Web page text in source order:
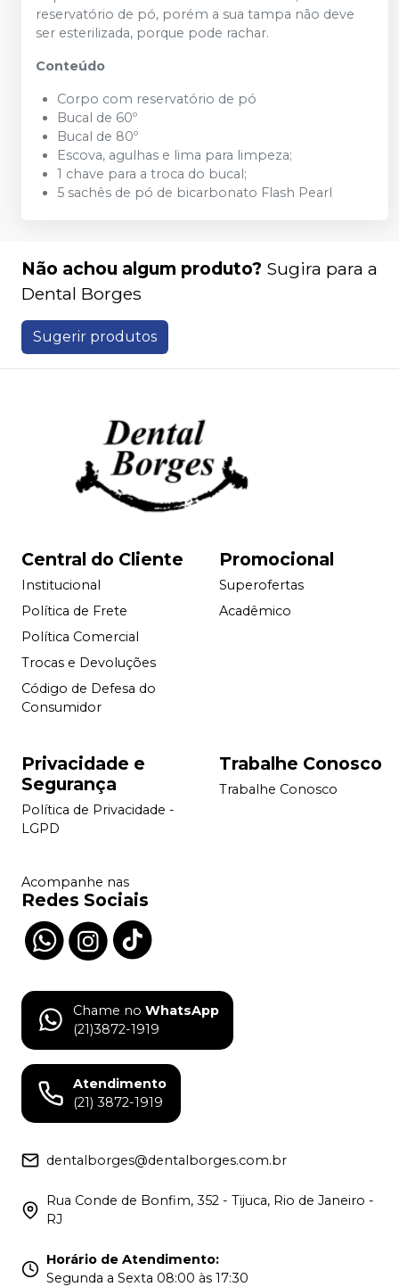
reservatório de pó, porém a sua tampa não deve
ser esterilizada, porque pode rachar.
Conteúdo
Corpo com reservatório de pó
Bucal de 60º
Bucal de 80º
Escova, agulhas e lima para limpeza;
1 chave para a troca do bucal;
5 sachês de pó de bicarbonato Flash Pearl
Não achou algum produto? Sugira para a
Dental Borges
Sugerir produtos
Central do Cliente
Institucional
Política de Frete
Política Comercial
Trocas e Devoluções
Código de Defesa do
Consumidor
Promocional
Superofertas
Acadêmico
Privacidade e
Segurança
Política de Privacidade -
LGPD
Trabalhe Conosco
Trabalhe Conosco
Acompanhe nas
Redes Sociais
Chame no WhatsApp
(21)3872-1919
Atendimento
(21) 3872-1919
dentalborges@dentalborges.com.br
Rua Conde de Bonfim, 352 - Tijuca, Rio de Janeiro -
RJ
Horário de Atendimento:
Segunda a Sexta 08:00 às 17:30